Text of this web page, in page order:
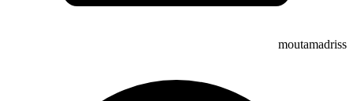
moutamadriss